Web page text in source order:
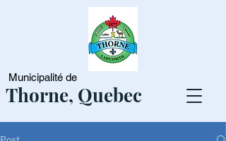
Municipalité de
Thorne, Quebec